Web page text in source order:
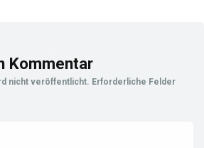
Kommentar
nicht veröffentlicht. Erforderliche Felder